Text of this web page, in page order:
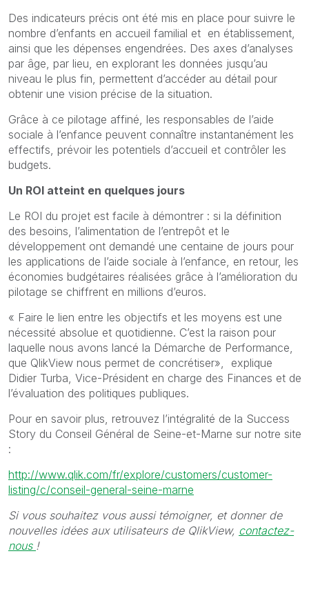
Des indicateurs précis ont été mis en place pour suivre le
nombre d’enfants en accueil familial et en établissement,
ainsi que les dépenses engendrées. Des axes d’analyses
par âge, par lieu, en explorant les données jusqu’au
niveau le plus fin, permettent d’accéder au détail pour
obtenir une vision précise de la situation.
Grâce à ce pilotage affiné, les responsables de l’aide
sociale à l’enfance peuvent connaître instantanément les
effectifs, prévoir les potentiels d’accueil et contrôler les
budgets.
Un ROI atteint en quelques jours
Le ROI du projet est facile à démontrer : si la définition
des besoins, l’alimentation de l’entrepôt et le
développement ont demandé une centaine de jours pour
les applications de l’aide sociale à l’enfance, en retour, les
économies budgétaires réalisées grâce à l’amélioration du
pilotage se chiffrent en millions d’euros.
« Faire le lien entre les objectifs et les moyens est une
nécessité absolue et quotidienne. C’est la raison pour
laquelle nous avons lancé la Démarche de Performance,
que QlikView nous permet de concrétiser», explique
Didier Turba, Vice-Président en charge des Finances et de
l’évaluation des politiques publiques.
Pour en savoir plus, retrouvez l’intégralité de la Success
Story du Conseil Général de Seine-et-Marne sur notre site
:
http://www.qlik.com/fr/explore/customers/customer-
listing/c/conseil-general-seine-marne
Si vous souhaitez vous aussi témoigner, et donner de
nouvelles idées aux utilisateurs de QlikView, contactez-
nous !